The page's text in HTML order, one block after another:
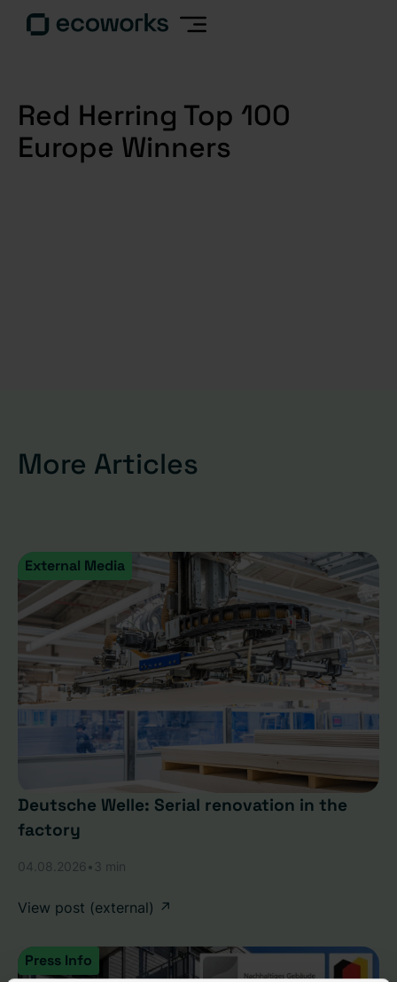
Red Herring Top 100
Europe Winners
More Articles
External Media
Deutsche Welle: Serial renovation in the
factory
04.08.2026 • 3 min
View post (external) ↗
Press Info